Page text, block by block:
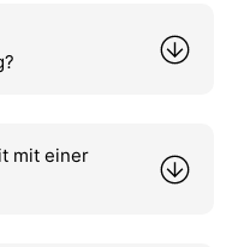
mit einer